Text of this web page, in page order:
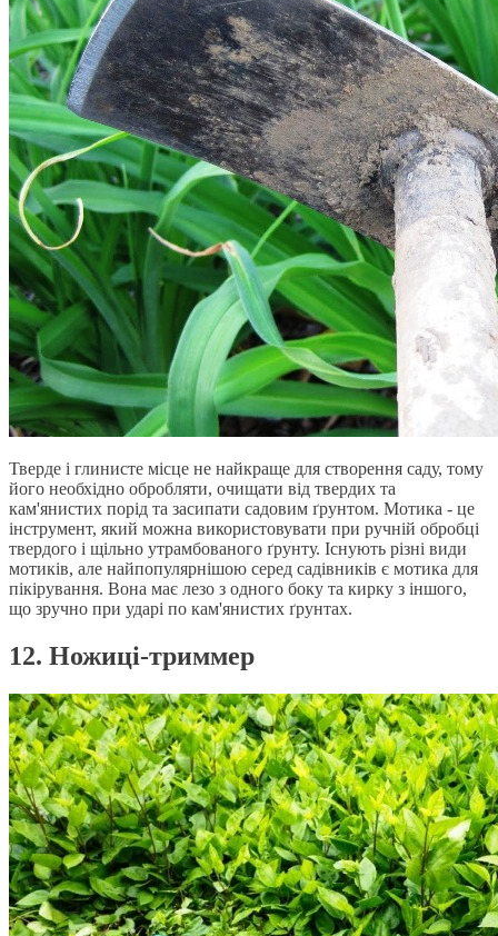
Тверде і глинисте місце не найкраще для створення саду, тому
його необхідно обробляти, очищати від твердих та
кам'янистих порід та засипати садовим ґрунтом. Мотика - це
інструмент, який можна використовувати при ручній обробці
твердого і щільно утрамбованого ґрунту. Існують різні види
мотиків, але найпопулярнішою серед садівників є мотика для
пікірування. Вона має лезо з одного боку та кирку з іншого,
що зручно при ударі по кам'янистих ґрунтах.
12. Ножиці-триммер